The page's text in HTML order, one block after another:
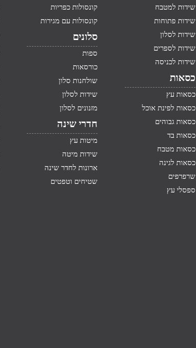
שידות למטבח
שידות פתוחות
שידות לסלון
שידות לספרים
שידות לכניסה
כסאות
כסאות עץ
כסאות לפינת אוכל
כסאות גבוהים
כסאות בד
כסאות מטבח
כסאות לגינה
שרפרפים
ספסלי עץ
קונסולות כפריות
קונסולות עם מגירות
סלונים
ספות
כורסאות
שולחנות סלון
שידות לסלון
מזנונים לסלון
חדרי שינה
מיטות עץ
שידות מיטה
ארונות לחדר שינה
שטיחים וטפטים